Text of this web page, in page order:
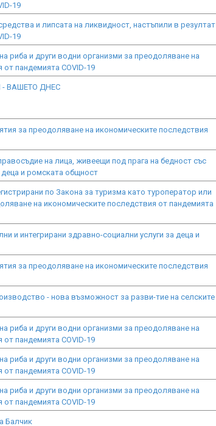
19
и липсата на ликвидност, настъпили в резултат
19
риба и други водни организми за преодоляване на
пандемията COVID-19
ВАШЕТО ДНЕС
за преодоляване на икономическите последствия
на лица, живеещи под прага на бедност със
и ромската общност
по Закона за туризма като туроператор или
на икономическите последствия от пандемията
и интегрирани здравно-социални услуги за деца и
за преодоляване на икономическите последствия
- нова възможност за разви-тие на селските
риба и други водни организми за преодоляване на
пандемията COVID-19
риба и други водни организми за преодоляване на
пандемията COVID-19
риба и други водни организми за преодоляване на
пандемията COVID-19
Балчик